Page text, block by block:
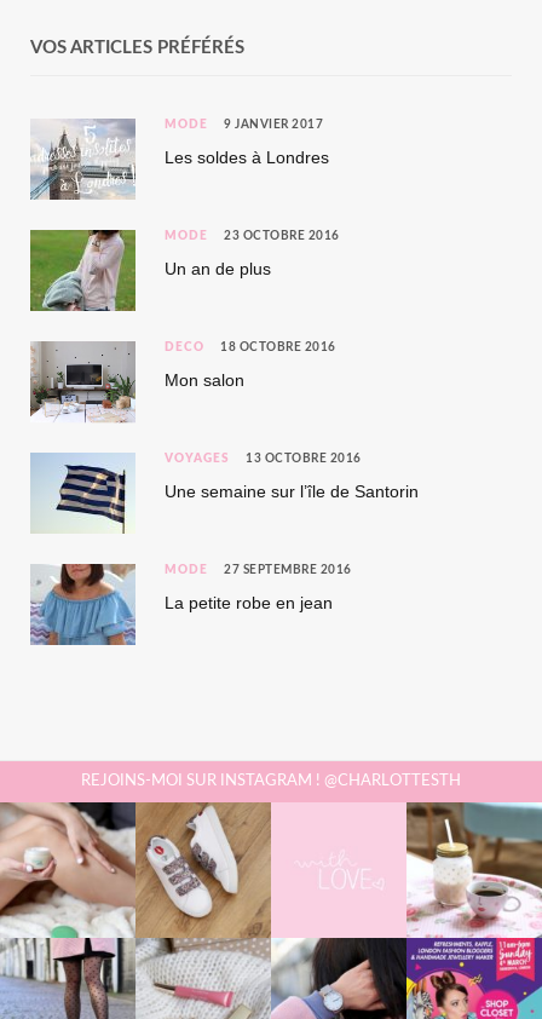
VOS ARTICLES PRÉFÉRÉS
MODE 9 JANVIER 2017
Les soldes à Londres
MODE 23 OCTOBRE 2016
Un an de plus
DÉCO 18 OCTOBRE 2016
Mon salon
VOYAGES 13 OCTOBRE 2016
Une semaine sur l’île de Santorin
MODE 27 SEPTEMBRE 2016
La petite robe en jean
REJOINS-MOI SUR INSTAGRAM ! @CHARLOTTESTH